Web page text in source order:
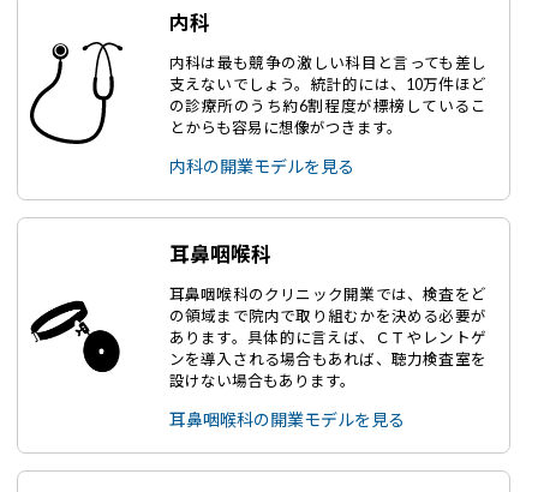
内科
内科は最も競争の激しい科目と言っても差し
支えないでしょう。統計的には、10万件ほど
の診療所のうち約6割程度が標榜しているこ
とからも容易に想像がつきます。
内科の開業モデルを見る
耳鼻咽喉科
耳鼻咽喉科のクリニック開業では、検査をど
の領域まで院内で取り組むかを決める必要が
あります。具体的に言えば、ＣＴやレントゲ
ンを導入される場合もあれば、聴力検査室を
設けない場合もあります。
耳鼻咽喉科の開業モデルを見る